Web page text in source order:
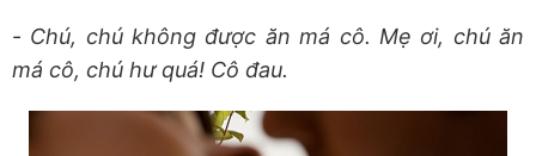
- Chú, chú không được ăn má cô. Mẹ ơi, chú ăn
má cô, chú hư quá! Cô đau.